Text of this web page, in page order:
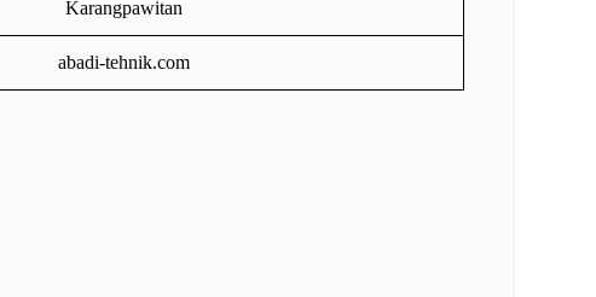
Karangpawitan
abadi-tehnik.com